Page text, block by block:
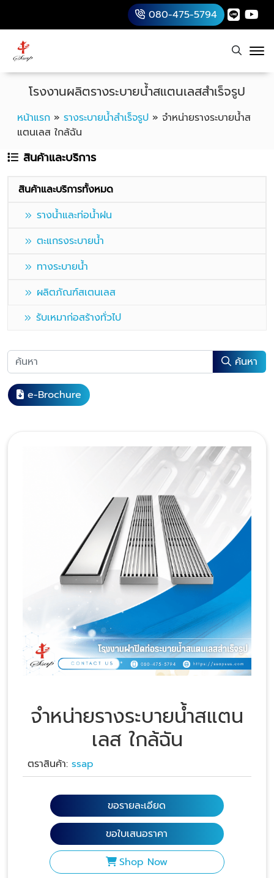
080-475-5794
หน้าแรก » รางระบายน้ำสำเร็จรูป » จำหน่ายรางระบายน้ำส
แตนเลส ใกล้ฉัน
โรงงานผลิตรางระบายน้ำสแตนเลสสำเร็จรูป
สินค้าและบริการ
สินค้าและบริการทั้งหมด
รางน้ำและท่อน้ำฝน
ตะแกรงระบายน้ำ
ทางระบายน้ำ
ผลิตภัณฑ์สเตนเลส
รับเหมาก่อสร้างทั่วไป
ค้นหา
e-Brochure
จำหน่ายรางระบายน้ำสแตน
เลส ใกล้ฉัน
ตราสินค้า: ssap
ขอรายละเอียด
ขอใบเสนอราคา
Shop Now